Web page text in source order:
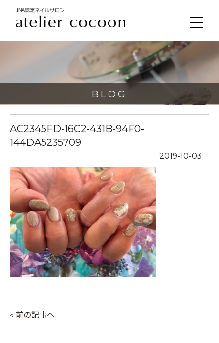
BLOG
AC2345FD-16C2-431B-94F0-
144DA5235709
2019-10-03
« 前の記事へ